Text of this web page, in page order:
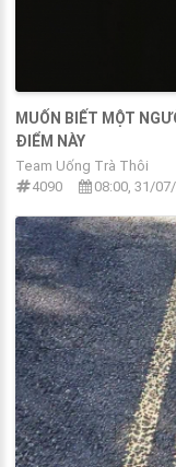
MUỐN BIẾT MỘT
ĐIỂM NÀY
Team Uống Trà Thôi
4090
08:00, 31/